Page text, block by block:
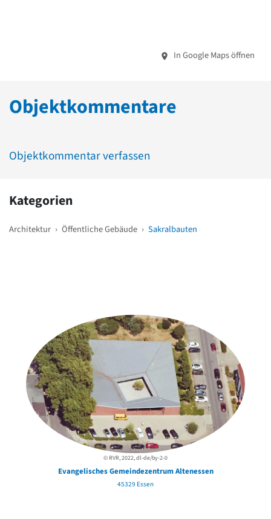
In Google Maps öffnen
Objektkommentare
Objektkommentar verfassen
Kategorien
Architektur › Öffentliche Gebäude › Sakralbauten
© RVR, 2022, dl-de/by-2-0
Evangelisches Gemeindezentrum Altenessen
45329 Essen